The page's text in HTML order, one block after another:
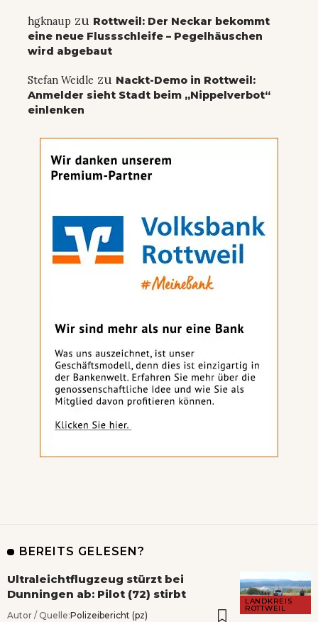
hgknaup zu Rottweil: Der Neckar bekommt
eine neue Flussschleife – Pegelhäuschen
wird abgebaut
Stefan Weidle zu Nackt-Demo in Rottweil:
Anmelder sieht Stadt beim „Nippelverbot“
einlenken
BEREITS GELESEN?
LANDKREIS
ROTTWEIL
Ultraleichtflugzeug stürzt bei
Dunningen ab: Pilot (72) stirbt
Autor / Quelle:Polizeibericht (pz)